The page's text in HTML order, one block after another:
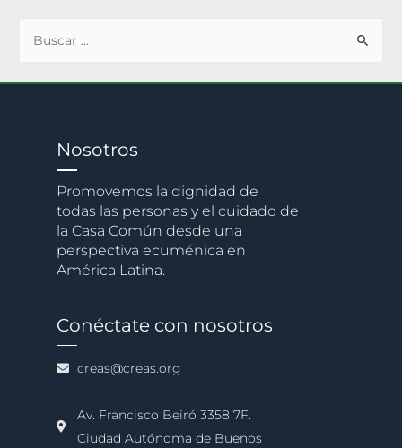
Nosotros
Promovemos la dignidad de
todas las personas y el cuidado de
la Casa Común desde una
perspectiva ecuménica en
América Latina.
Conéctate con nosotros
creas@creas.org
Av. Francisco Beiró 3358 7F.
Ciudad Autónoma de Buenos